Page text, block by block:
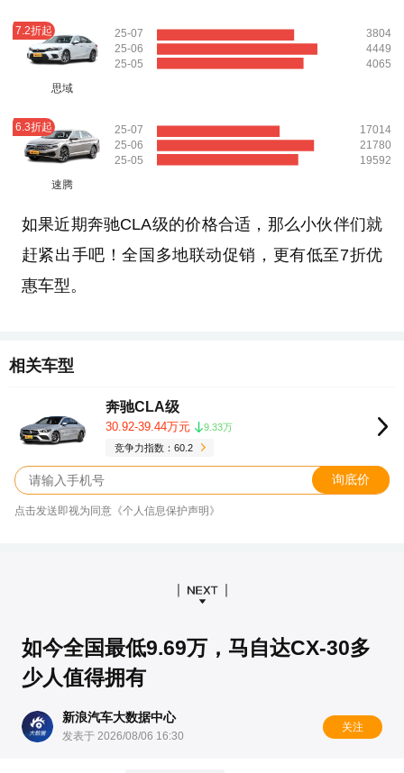
7.2折起
思域
25-07
25-06
25-05
3804
4449
4065
6.3折起
速腾
25-07
25-06
25-05
17014
21780
19592
如果近期奔驰CLA级的价格合适，那么小伙伴们就
赶紧出手吧！全国多地联动促销，更有低至7折优
惠车型。
相关车型
奔驰CLA级
30.92-39.44万元
9.33万
竞争力指数：60.2
询底价
点击发送即视为同意《个人信息保护声明》
如今全国最低9.69万，马自达CX-30多
少人值得拥有
新浪汽车大数据中心
发表于 2026/08/06 16:30
关注